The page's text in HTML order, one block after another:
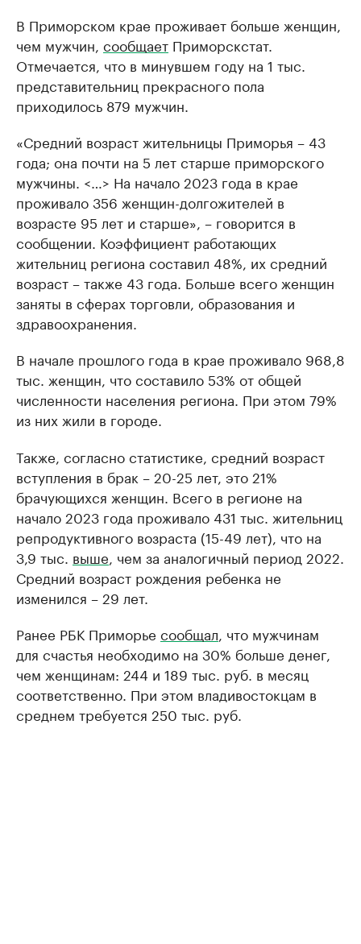
В Приморском крае проживает больше женщин,
чем мужчин, сообщает Приморскстат.
Отмечается, что в минувшем году на 1 тыс.
представительниц прекрасного пола
приходилось 879 мужчин.
«Средний возраст жительницы Приморья – 43
года; она почти на 5 лет старше приморского
мужчины. <…> На начало 2023 года в крае
проживало 356 женщин-долгожителей в
возрасте 95 лет и старше», – говорится в
сообщении. Коэффициент работающих
жительниц региона составил 48%, их средний
возраст – также 43 года. Больше всего женщин
заняты в сферах торговли, образования и
здравоохранения.
В начале прошлого года в крае проживало 968,8
тыс. женщин, что составило 53% от общей
численности населения региона. При этом 79%
из них жили в городе.
Также, согласно статистике, средний возраст
вступления в брак – 20-25 лет, это 21%
брачующихся женщин. Всего в регионе на
начало 2023 года проживало 431 тыс. жительниц
репродуктивного возраста (15-49 лет), что на
3,9 тыс. выше , чем за аналогичный период 2022.
Средний возраст рождения ребенка не
изменился – 29 лет.
Ранее РБК Приморье сообщал , что мужчинам
для счастья необходимо на 30% больше денег,
чем женщинам: 244 и 189 тыс. руб. в месяц
соответственно. При этом владивостокцам в
среднем требуется 250 тыс. руб.